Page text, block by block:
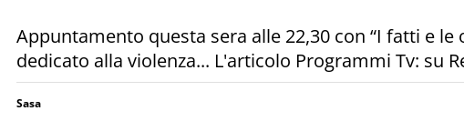
Appuntamento questa sera alle 22,30 con “I fatti e
dedicato alla violenza... L'articolo Programmi Tv: su
Sasa